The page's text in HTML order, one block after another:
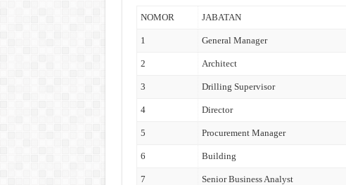
NOMOR JABATAN
1 General Manager
2 Architect
3 Drilling Supervisor
4 Director
5 Procurement Manager
6 Building
7 Senior Business Analyst